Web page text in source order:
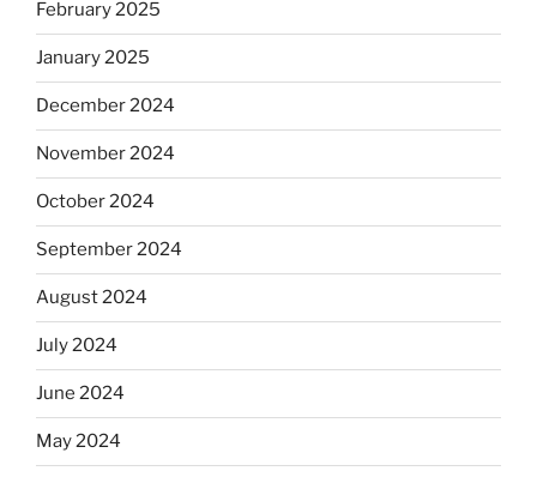
February 2025
January 2025
December 2024
November 2024
October 2024
September 2024
August 2024
July 2024
June 2024
May 2024